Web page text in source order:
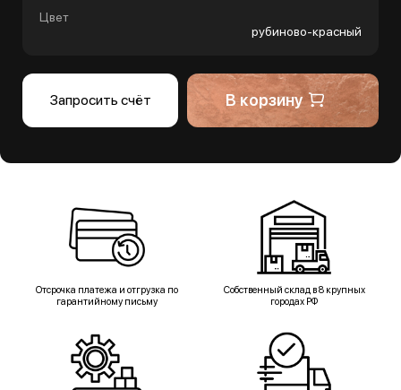
Цвет
рубиново-красный
Запросить счёт В корзину
Отсрочка платежа и отгрузка по
гарантийному письму
Собственный склад в 8 крупных
городах РФ